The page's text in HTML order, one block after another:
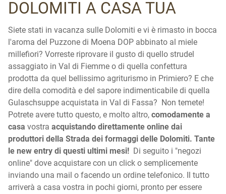
DOLOMITI A CASA TUA
Siete stati in vacanza sulle Dolomiti e vi è rimasto in bocca
l'aroma del Puzzone di Moena DOP abbinato al miele
millefiori? Vorreste riprovare il gusto di quello strudel
assaggiato in Val di Fiemme o di quella confettura
prodotta da quel bellissimo agriturismo in Primiero? E che
dire della comodità e del sapore indimenticabile di quella
Gulaschsuppe acquistata in Val di Fassa? Non temete!
Potrete avere tutto questo, e molto altro, comodamente a
casa vostra acquistando direttamente online dai
produttori della Strada dei formaggi delle Dolomiti. Tante
le new entry di questi ultimi mesi! Di seguito i "negozi
online" dove acquistare con un click o semplicemente
inviando una mail o facendo un ordine telefonico. Il tutto
arriverà a casa vostra in pochi giorni, pronto per essere